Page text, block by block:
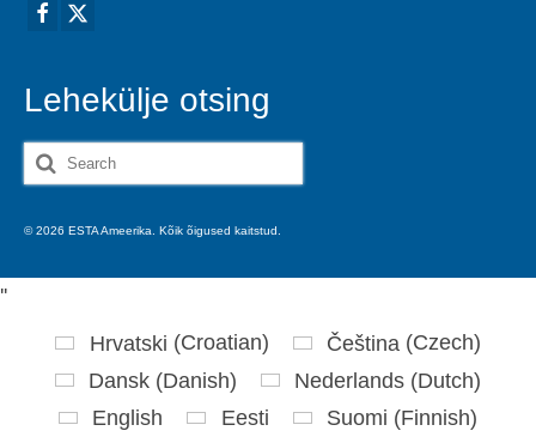
Lehekülje otsing
Search
© 2026 ESTA Ameerika. Kõik õigused kaitstud.
''
Hrvatski (Croatian) Čeština (Czech)
Dansk (Danish) Nederlands (Dutch)
English
Eesti Suomi (Finnish)